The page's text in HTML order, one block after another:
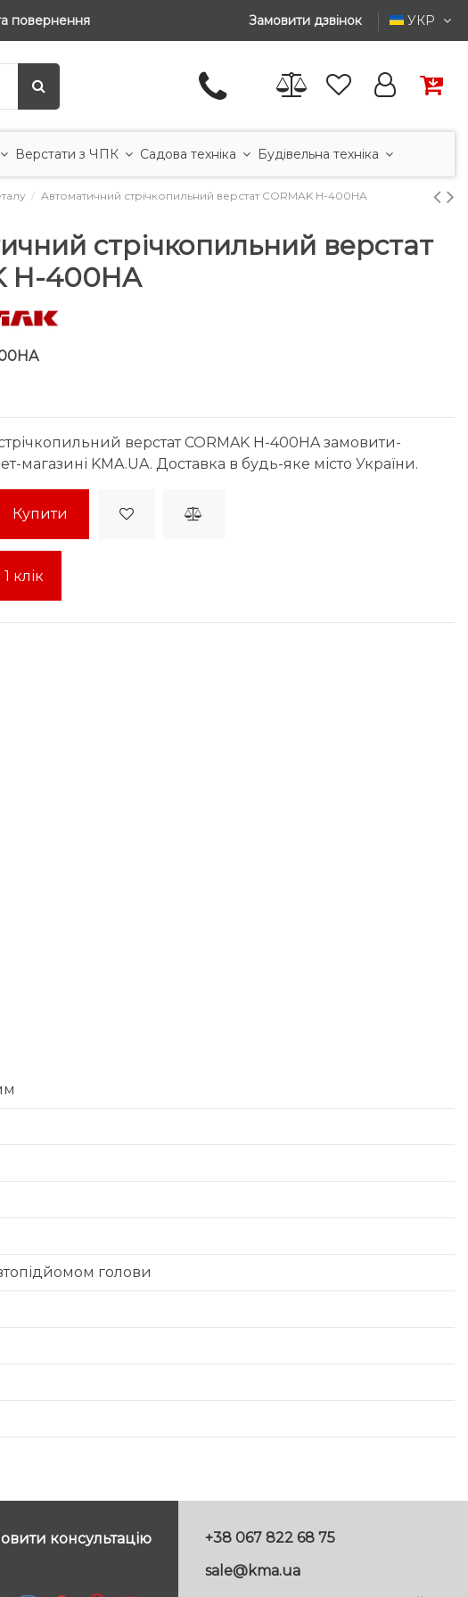
повернення Замовити дзвінок УКР
Верстати з ЧПК Садова техніка Будівельна техніка
Автоматичний стрічкопильний верстат CORMAK H-400HA
стрічкопильний верстат
H-400HA
верстат CORMAK H-400HA замовити-
магазині KMA.UA. Доставка в будь-яке місто України.
Купити
клік
голови
консультацію
+38 067 822 68 75
sale@kma.ua